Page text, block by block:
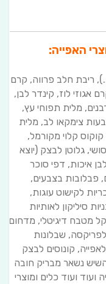
האפייה:
ריבת חלב פרווה, קרם
אגוזי לוז, קינדר לבן,
מלית תפוחי עץ,
צימקאו לב, מלית
קלוי מקורמל,
גלוטן לבצק (יוצא
איכות, דפי סוכר
פבלובות בצבעים,
לקישוט עוגות,
סיליקון לאותיות
מטבח דיגיטלי, מדחום
לפריקסה, שבלונות
קונוסים לבצק
נשאר מבריק חובה
ועוד ועוד כלים ומוצרי